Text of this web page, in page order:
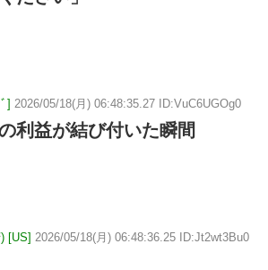
] 2026/05/18(月) 06:48:35.27 ID:VuC6UGOg0
利益が結び付いた瞬間
[US] 2026/05/18(月) 06:48:36.25 ID:Jt2wt3Bu0